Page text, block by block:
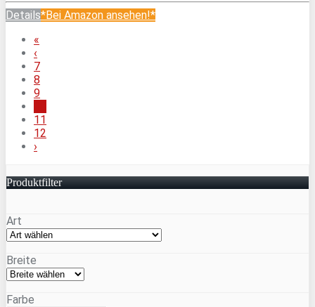
Details*Bei Amazon ansehen!*
«
‹
7
8
9
11
12
›
Produktfilter
Art
Breite
Farbe